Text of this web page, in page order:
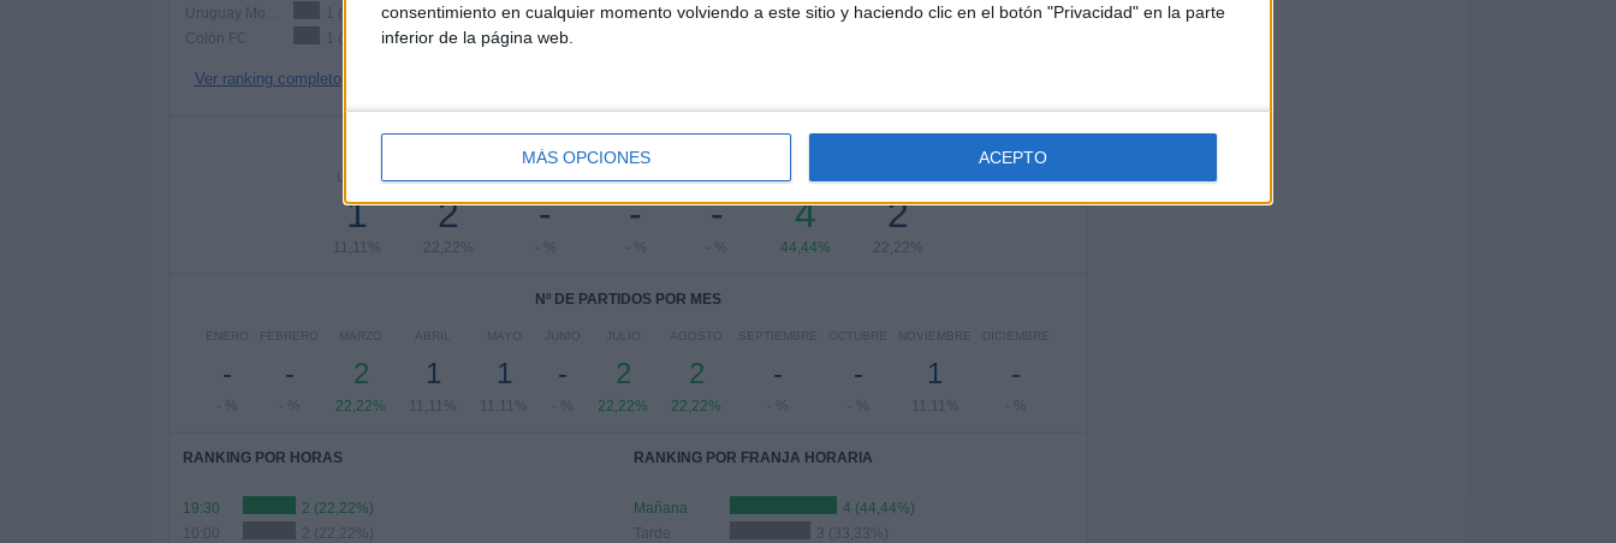
consentimiento en cualquier momento volviendo a este sitio y haciendo clic en el botón "Privacidad" en la parte
inferior de la página web.
MÁS OPCIONES ACEPTO
1 (11,11%)
Colón FC
1 (11,11%)
Ver ranking completo
1
11,11%
2
22,22%
-
- %
-
- %
-
- %
SÁBADO
4
44,44%
2
22,22%
Nº DE PARTIDOS POR MES
ENERO
-
- %
FEBRERO
-
- %
MARZO
2
22,22%
ABRIL
1
11,11%
MAYO
1
11,11%
JUNIO
-
- %
JULIO
2
22,22%
AGOSTO
2
22,22%
SEPTIEMBRE
-
- %
OCTUBRE
-
- %
NOVIEMBRE
1
11,11%
DICIEMBRE
-
- %
RANKING POR HORAS
19:30
2 (22,22%)
2 (22,22%)
RANKING POR FRANJA HORARIA
Mañana
4 (44,44%)
Tarde
3 (33,33%)